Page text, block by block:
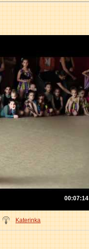
00:07:14
Katerinka